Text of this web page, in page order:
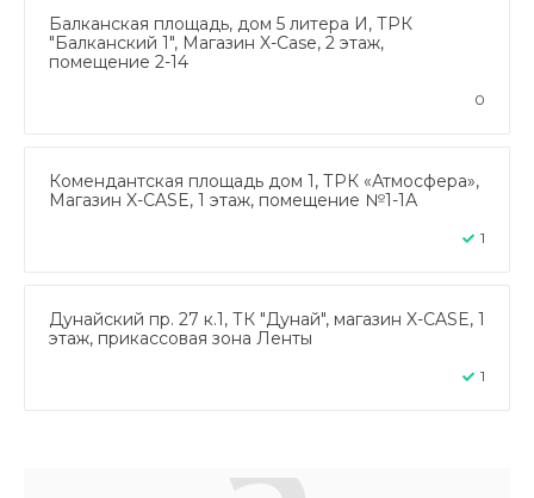
Балканская площадь, дом 5 литера И, ТРК
"Балканский 1", Магазин X-Case, 2 этаж,
помещение 2-14
0
Комендантская площадь дом 1, ТРК «Атмосфера»,
Магазин X-CASE, 1 этаж, помещение №1-1А
1
Дунайский пр. 27 к.1, ТК "Дунай", магазин X-CASE, 1
этаж, прикассовая зона Ленты
1